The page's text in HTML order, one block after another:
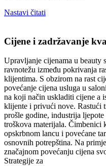
Nastavi čitati
Cijene i zadržavanje
Upravljanje cijenama u beauty
ravnotežu između pokrivanja
klijentima. S obzirom na rast
povećanje cijena usluga u
na koji način uskladiti cijene a
klijente i privući nove. Rastući
prošle godine, industrija
troškova materijala. Čimbenici
opskrbnom lancu i povećane
osnovnih potrepština. Na
značajnom povećanju cijena
Strategije za